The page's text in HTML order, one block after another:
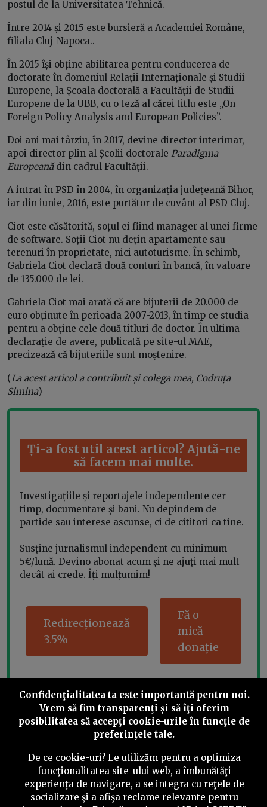
postul de la Universitatea Tehnică.
Între 2014 și 2015 este bursieră a Academiei Române,
filiala Cluj-Napoca..
În 2015 își obține abilitarea pentru conducerea de
doctorate în domeniul Relații Internaționale și Studii
Europene, la Școala doctorală a Facultății de Studii
Europene de la UBB, cu o teză al cărei titlu este „On
Foreign Policy Analysis and European Policies”.
Doi ani mai târziu, în 2017, devine director interimar,
apoi director plin al Școlii doctorale Paradigma
Europeanădin cadrul Facultății.
A intrat în PSD în 2004, în organizația județeană Bihor,
iar din iunie, 2016, este purtător de cuvânt al PSD Cluj.
Ciot este căsătorită, soțul ei fiind manager al unei firme
de software. Soții Ciot nu dețin apartamente sau
terenuri în proprietate, nici autoturisme. În schimb,
Gabriela Ciot declară două conturi în bancă, în valoare
de 135.000 de lei.
Gabriela Ciot mai arată că are bijuterii de 20.000 de
euro obținute în perioada 2007-2013, în timp ce studia
pentru a obține cele două titluri de doctor. În ultima
declarație de avere, publicată pe site-ul MAE,
precizează că bijuteriile sunt moștenire.
(La acest articol a contribuit și colega mea, Codruța
Simina)
Ți-a fost util acest articol? Ajută-ne
să facem mai multe.
Investigațiile și reportajele independente cer
timp, documentare și bani. Nu depindem de
partide sau interese ascunse, ci de cititori ca tine.
Susține jurnalismul independent cu minimum
5€/lună. Devino abonat acum și ne ajuți mai mult
decât ai crede. Îți mulțumim!
Redirecționează
3.5%
Fă o
mică
donație
Share this
©2026 PressOne.ro
Confidenţialitatea ta este importantă pentru noi.
Vrem să fim transparenţi și să îţi oferim
posibilitatea să accepţi cookie-urile în funcţie de
preferinţele tale.
De ce cookie-uri? Le utilizăm pentru a optimiza
funcţionalitatea site-ului web, a îmbunătăţi
experienţa de navigare, a se integra cu reţele de
socializare şi a afişa reclame relevante pentru